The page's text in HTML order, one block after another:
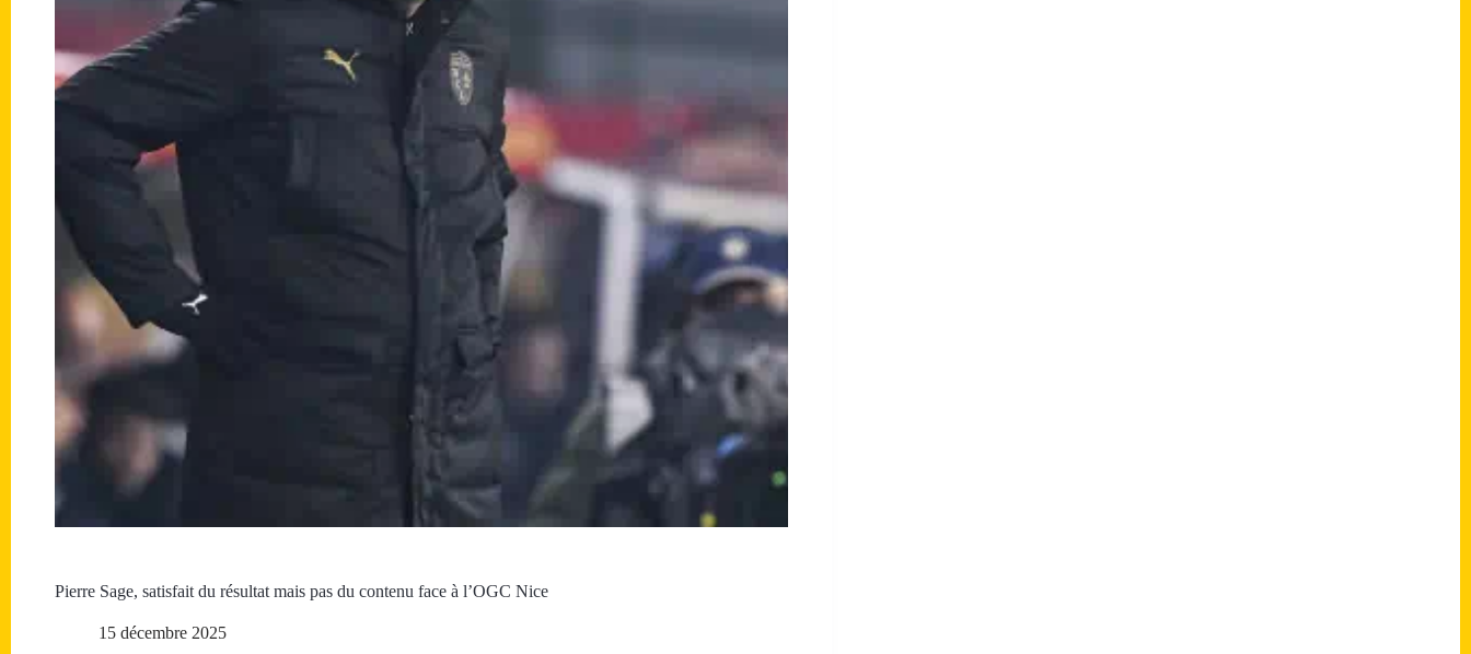
Pierre Sage, satisfait du résultat mais pas du contenu face à l’OGC Nice
15 décembre 2025